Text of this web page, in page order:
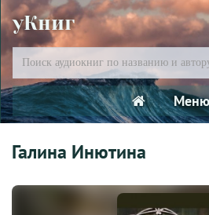
уКниг
Галина Инютина